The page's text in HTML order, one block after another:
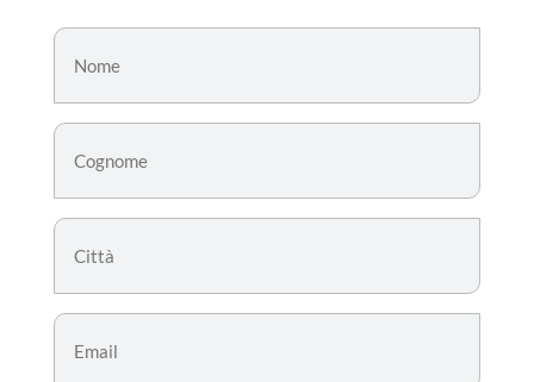
Nome
Cognome
Citta'
Email